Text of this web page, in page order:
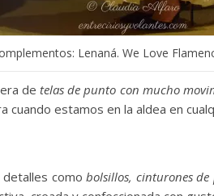
Lenaná. We Love
de telas de punto con mucho
cuando estamos en la aldea en
detalles comobolsillos, cinturones de